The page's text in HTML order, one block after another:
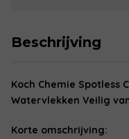
Beschrijving
Koch Chemie Spotless
Watervlekken Veilig
Korte omschrijving: